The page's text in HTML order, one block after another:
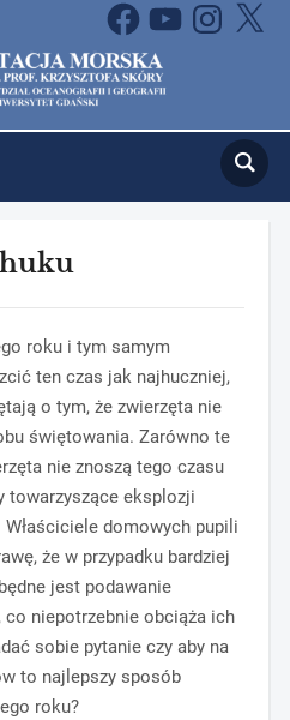
FacebookYouTubeInstagram
X
roku i tym samym
ten czas jak najhuczniej,
o tym, że zwierzęta nie
świętowania. Zarówno te
nie znoszą tego czasu
towarzyszące eksplozji
domowych pupili
że w przypadku bardziej
jest podawanie
niepotrzebnie obciąża ich
sobie pytanie czy aby na
to najlepszy sposób
roku?